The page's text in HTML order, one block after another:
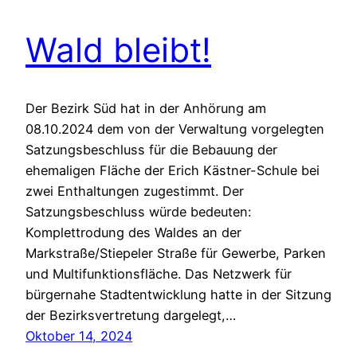
Wald bleibt!
Der Bezirk Süd hat in der Anhörung am
08.10.2024 dem von der Verwaltung vorgelegten
Satzungsbeschluss für die Bebauung der
ehemaligen Fläche der Erich Kästner-Schule bei
zwei Enthaltungen zugestimmt. Der
Satzungsbeschluss würde bedeuten:
Komplettrodung des Waldes an der
Markstraße/Stiepeler Straße für Gewerbe, Parken
und Multifunktionsfläche. Das Netzwerk für
bürgernahe Stadtentwicklung hatte in der Sitzung
der Bezirksvertretung dargelegt,…
Oktober 14, 2024